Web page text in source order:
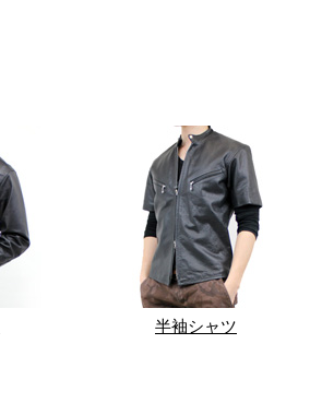
半袖シャツ